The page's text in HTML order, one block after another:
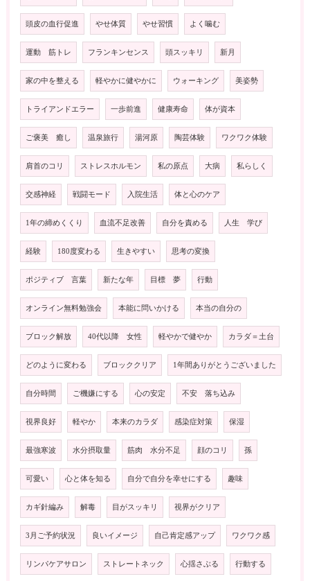
頭皮の血行促進 やせ体質 やせ習慣 よく噛む
運動 筋トレ フランキンセンス 頭スッキリ 新月
家の中を整える 軽やかに健やかに ウォーキング 美姿勢
トライアンドエラー 一歩前進 健康寿命 体が資本
ご褒美 癒し 温泉旅行 湯河原 陶芸体験 ワクワク体験
肩首のコリ ストレスホルモン 私の原点 大病 私らしく
交感神経 戦闘モード 入院生活 体と心のケア
1年の締めくくり 血流不足改善 自分を責める 人生 学び
経験 180度変わる 生きやすい 思考の変換
ポジティブ 言葉 新たな年 目標 夢 行動
オンライン無料勉強会 本能に問いかける 本当の自分の
ブロック解放 40代以降 女性 軽やかで健やか カラダ＝土台
どのように変わる ブロッククリア 1年間ありがとうございました
自分時間 ご機嫌にする 心の安定 不安 落ち込み
視界良好 軽やか 本来のカラダ 感染症対策 保湿
最強寒波 水分摂取量 筋肉 水分不足 顔のコリ 孫
可愛い 心と体を知る 自分で自分を幸せにする 趣味
カギ針編み 解毒 目がスッキリ 視界がクリア
3月ご予約状況 良いイメージ 自己肯定感アップ ワクワク感
リンパケアサロン ストレートネック 心揺さぶる 行動する